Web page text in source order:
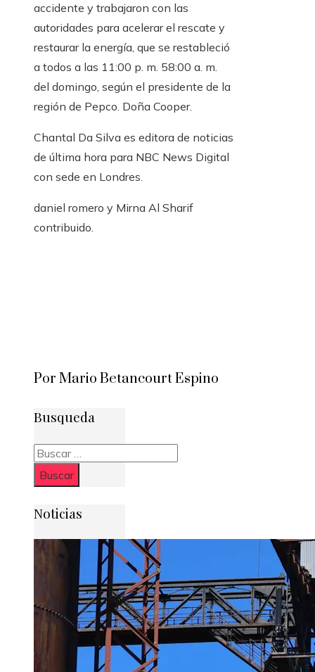
accidente y trabajaron con las
autoridades para acelerar el rescate y
restaurar la energía, que se restableció
a todos a las 11:00 p. m. 58:00 a. m.
del domingo, según el presidente de la
región de Pepco. Doña Cooper.
Chantal Da Silva es editora de noticias
de última hora para NBC News Digital
con sede en Londres.
daniel romero y Mirna Al Sharif
contribuido.
Por Mario Betancourt Espino
Busqueda
Buscar:
Noticias